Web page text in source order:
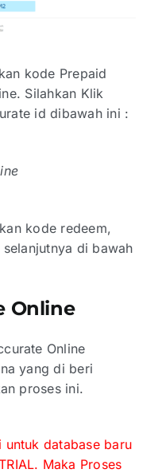
kode Prepaid
Silahkan Klik
id dibawah ini :
kode redeem,
di bawah
Online
Online
yang di beri
proses ini.
untuk database baru
Maka Proses